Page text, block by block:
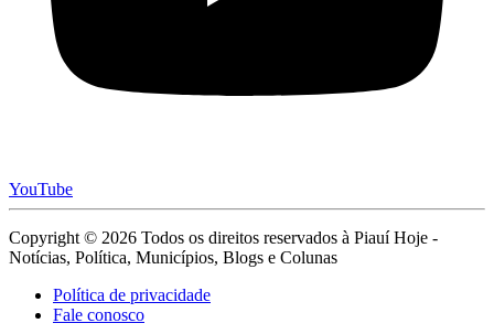
YouTube
Copyright © 2026 Todos os direitos reservados à Piauí Hoje -
Notícias, Política, Municípios, Blogs e Colunas
Política de privacidade
Fale conosco